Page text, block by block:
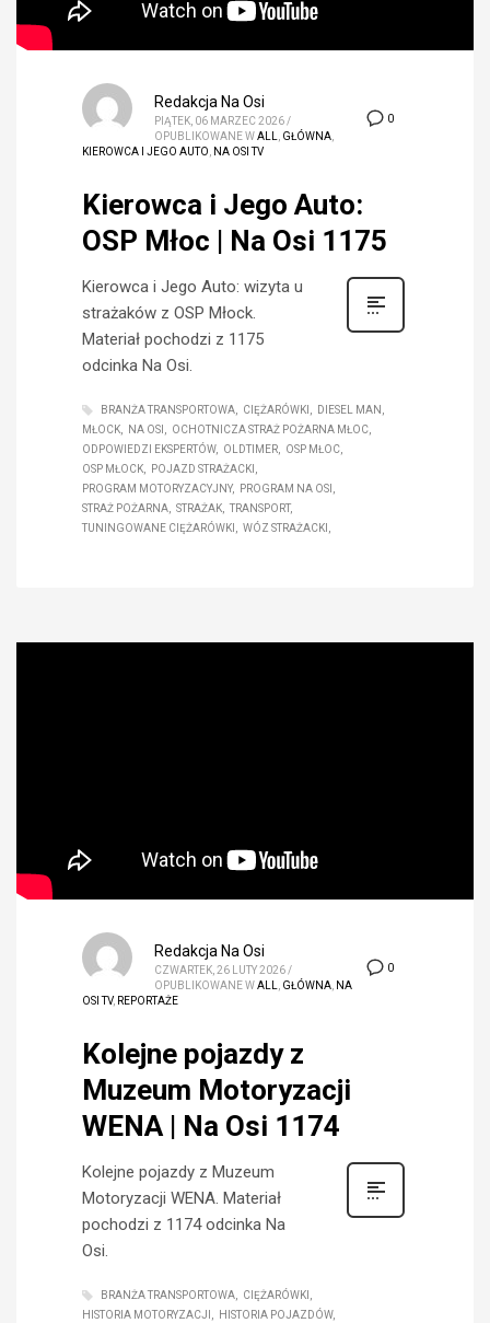
0
Redakcja Na Osi
PIĄTEK, 06 MARZEC 2026 /
OPUBLIKOWANE WALL GŁÓWNA
KIEROWCA I JEGO AUTO
NA OSI TV
Kierowca i Jego Auto:
OSP Młoc | Na Osi 1175
Kierowca i Jego Auto: wizyta u
strażaków z OSP Młock.
Materiał pochodzi z 1175
odcinka Na Osi.
BRANŻA TRANSPORTOWA CIĘŻARÓWKI
DIESEL MAN
MŁOCK
NA OSI
OCHOTNICZA STRAŻ POŻARNA MŁOC
ODPOWIEDZI EKSPERTÓW
OLDTIMER
OSP MŁOC
OSP MŁOCK
POJAZD STRAŻACKI
PROGRAM MOTORYZACYJNY
PROGRAM NA OSI
STRAŻ POŻARNA
STRAŻAK
TRANSPORT
TUNINGOWANE CIĘŻARÓWKI
WÓZ STRAŻACKI
0
Redakcja Na Osi
CZWARTEK, 26 LUTY 2026 /
OPUBLIKOWANE WALL GŁÓWNA NA
OSI TV, REPORTAŻE
Kolejne pojazdy z
Muzeum Motoryzacji
WENA | Na Osi 1174
Kolejne pojazdy z Muzeum
Motoryzacji WENA. Materiał
pochodzi z 1174 odcinka Na
Osi.
BRANŻA TRANSPORTOWA
CIĘŻARÓWKI
HISTORIA MOTORYZACJI
HISTORIA POJAZDÓW